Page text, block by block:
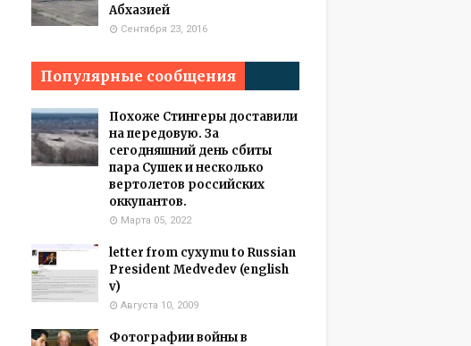
Абхазией
Сентября 23, 2016
Популярные сообщения
Похоже Стингеры доставили
на передовую. За
сегодняшний день сбиты
пара Сушек и несколько
вертолетов российских
оккупантов.
Марта 05, 2022
letter from cyxymu to Russian
President Medvedev (english
v)
Августа 10, 2009
Фотографии войны в